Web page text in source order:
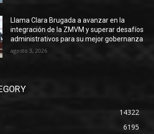
Llama Clara Brugada a avanzar en la
integración de la ZMVM y superar desafíos
administrativos para su mejor gobernanza
agosto 3, 2026
14322
6195